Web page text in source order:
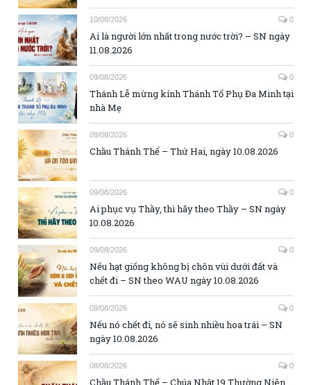
10/08/2026 0
Ai là người lớn nhất trong nước trời? – SN ngày
11.08.2026
09/08/2026 0
Thánh Lễ mừng kính Thánh Tổ Phụ Đa Minh tại
nhà Mẹ
09/08/2026 0
Chầu Thánh Thể – Thứ Hai, ngày 10.08.2026
09/08/2026 0
Ai phục vụ Thầy, thì hãy theo Thầy – SN ngày
10.08.2026
09/08/2026 0
Nếu hạt giống không bị chôn vùi dưới đất và
chết đi – SN theo WAU ngày 10.08.2026
09/08/2026 0
Nếu nó chết đi, nó sẽ sinh nhiều hoa trái – SN
ngày 10.08.2026
08/08/2026 0
Chầu Thánh Thể – Chúa Nhật 19 Thường Niên,